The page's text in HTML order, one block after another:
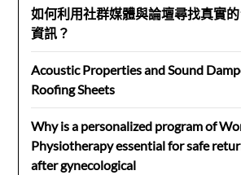
如何利用社群媒體與論壇尋找真實
資訊？
Acoustic Properties and Sound
Roofing Sheets
Why is a personalized program of
Physiotherapy essential for safe
after gynecological